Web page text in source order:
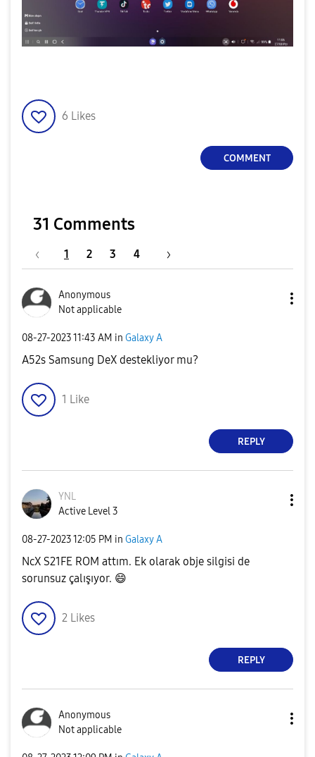
6 Likes
COMMENT
31 Comments
1 2 3 4
Anonymous
Not applicable
‎08-27-202311:43 AM in Galaxy A
A52s Samsung DeX destekliyor mu?
1 Like
REPLY
YNL
Active Level 3
‎08-27-202312:05 PM in Galaxy A
NcX S21FE ROM attım. Ek olarak obje silgisi de
sorunsuz çalışıyor. 😄
2 Likes
REPLY
Anonymous
Not applicable